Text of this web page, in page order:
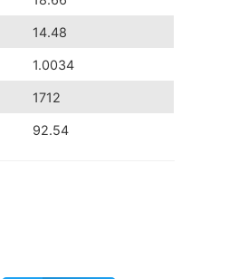
14.48
1.0034
1712
92.54